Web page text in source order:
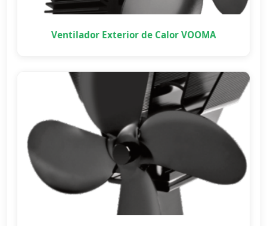
Ventilador Exterior de Calor VOOMA